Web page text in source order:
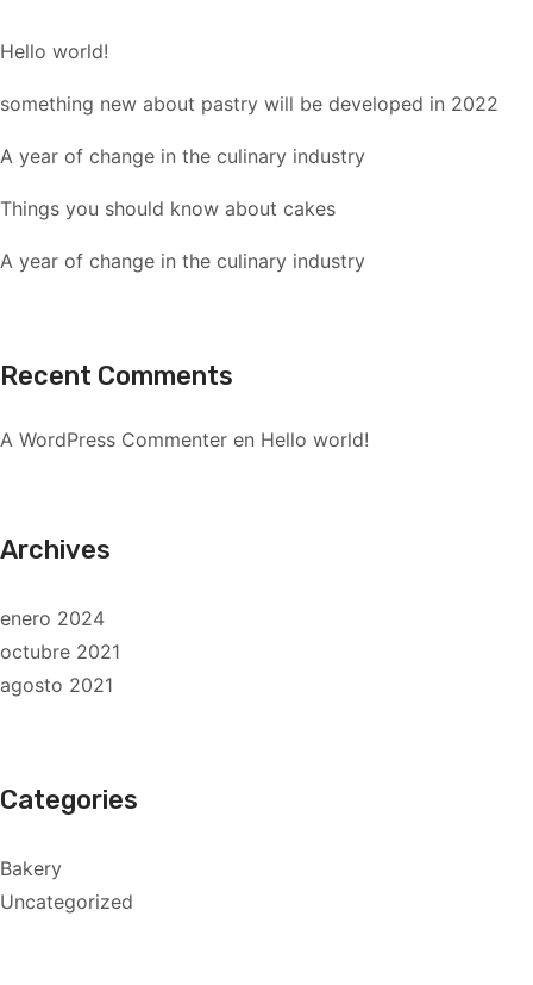
Hello world!
something new about pastry will be developed in 2022
A year of change in the culinary industry
Things you should know about cakes
A year of change in the culinary industry
Recent Comments
A WordPress Commenter en Hello world!
Archives
enero 2024
octubre 2021
agosto 2021
Categories
Bakery
Uncategorized